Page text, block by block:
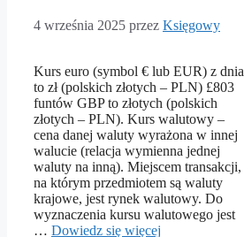
4 września 2025 przez Księgowy
Kurs euro (symbol € lub EUR) z dnia
to zł (polskich złotych – PLN) £803
funtów GBP to złotych (polskich
złotych – PLN). Kurs walutowy –
cena danej waluty wyrażona w innej
walucie (relacja wymienna jednej
waluty na inną). Miejscem transakcji,
na którym przedmiotem są waluty
krajowe, jest rynek walutowy. Do
wyznaczenia kursu walutowego jest
… Dowiedz się więcej